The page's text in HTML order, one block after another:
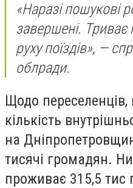
«Наразі пошукові
завершені. Триває
руху поїздів», —
облради.
Щодо переселенців,
кількість
на
тисячі громадян.
проживає 315,5 тис